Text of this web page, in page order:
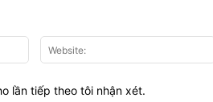
Email:*
lần tiếp theo tôi nhận xét.